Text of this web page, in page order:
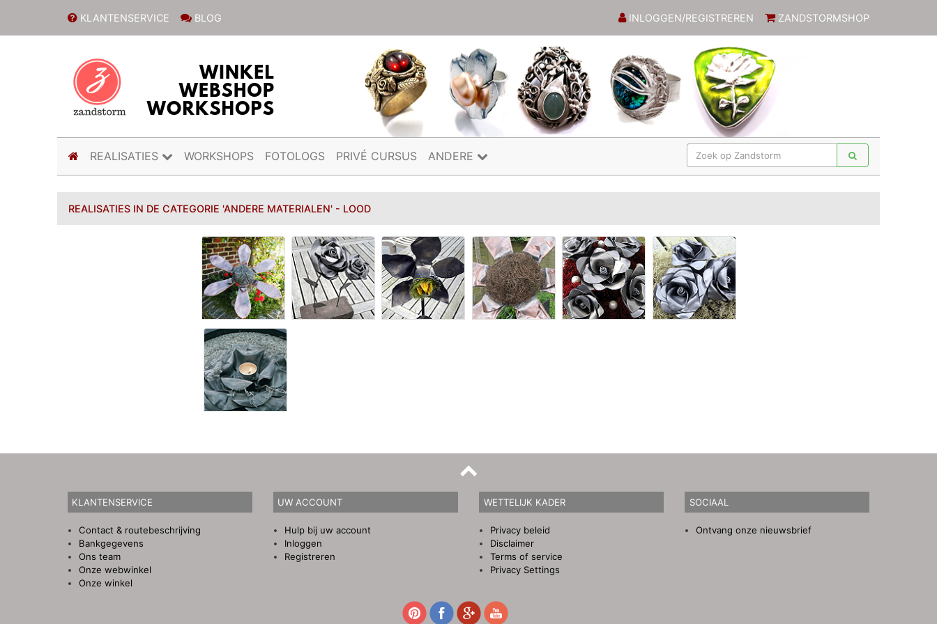
KLANTENSERVICE BLOG INLOGGEN/REGISTREREN ZANDSTORMSHOP
(current)
REALISATIES WORKSHOPS FOTOLOGS PRIVÉ CURSUS ANDERE
REALISATIES IN DE CATEGORIE 'ANDERE MATERIALEN' - LOOD
KLANTENSERVICE
Contact & routebeschrijving
Bankgegevens
Ons team
Onze webwinkel
Onze winkel
UW ACCOUNT
Hulp bij uw account
Inloggen
Registreren
WETTELIJK KADER
Privacy beleid
Disclaimer
Terms of service
Privacy Settings
SOCIAAL
Ontvang onze nieuwsbrief